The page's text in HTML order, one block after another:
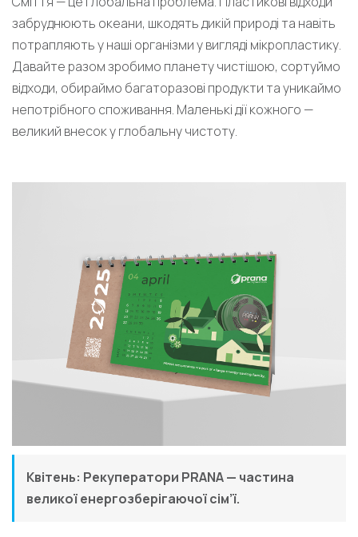
забруднюють океани, шкодять дикій природі та навіть
потрапляють у наші організми у вигляді мікропластику.
Давайте разом зробимо планету чистішою, сортуймо
відходи, обираймо багаторазові продукти та уникаймо
непотрібного споживання. Маленькі дії кожного —
великий внесок у глобальну чистоту.
Квітень: Рекуператори PRANA — частина
великої енергозберігаючої сім’ї.